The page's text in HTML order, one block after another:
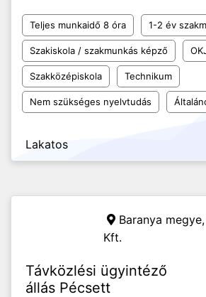
Teljes munkaidő 8 óra 1-2 év
Szakiskola / szakmunkás képző
Szakközépiskola Technikum
Nem szükséges nyelvtudás
Lakatos
Baranya megye,
Kft.
Távközlési ügyintéző
állás Pécsett